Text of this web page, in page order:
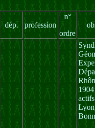
dép. profession
n°
ordre